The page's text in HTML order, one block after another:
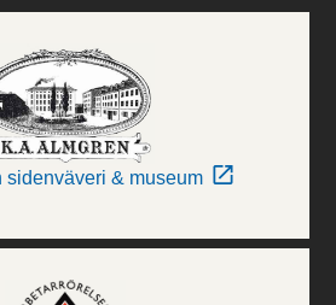
sidenväveri & museum